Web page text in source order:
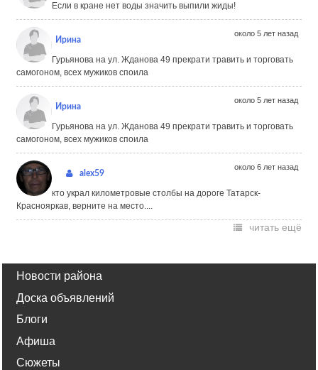
Если в кране нет воды значить выпили жиды!
Ирина
около 5 лет назад
Гурьянова на ул. Жданова 49 прекрати травить и торговать
самогоном, всех мужиков споила
Ирина
около 5 лет назад
Гурьянова на ул. Жданова 49 прекрати травить и торговать
самогоном, всех мужиков споила
alex59
около 6 лет назад
кто украл километровые столбы на дороге Татарск-
Краснояркав, верните на место....
читать ещё
Новости района
Доска объявлений
Блоги
Афиша
Сюжеты